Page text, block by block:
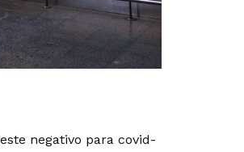
negativo para covid-